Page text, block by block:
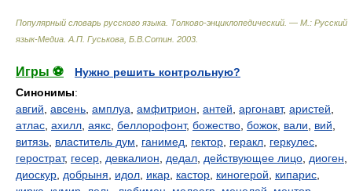
Популярный словарь русского языка. Толково-энциклопедический. — М.: Русский
язык-Медиа А.П. Гуськова, Б.В.Сотин 2003
Игры ⚽
Нужно решить контрольную?
Синонимы:
авгий авсень амплуа амфитрион антей аргонавт, аристей
атлас ахилл аякс беллорофонт, божество божок вали вий
витязь властитель дум ганимед гектор геракл геркулес
герострат, гесер девкалион дедал действующее лицо диоген
диоскур добрыня идол икар кастор киногерой кипарис